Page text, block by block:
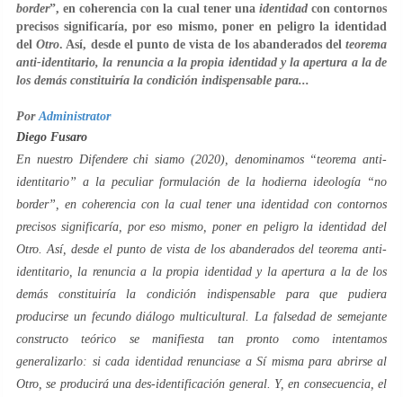
border”, en coherencia con la cual tener una identidadcon contornos
precisos significaría, por eso mismo, poner en peligro la identidad
delOtro. Así, desde el punto de vista de los abanderados delteorema
anti-identitario, la renuncia a la propia identidad y la apertura a la de
los demás constituiría la condición indispensable para...
Por Administrator
Diego Fusaro
En nuestro Difendere chi siamo (2020), denominamos “teorema anti-
identitario” a la peculiar formulación de la hodierna ideología “no
border”, en coherencia con la cual tener una identidad con contornos
precisos significaría, por eso mismo, poner en peligro la identidad del
Otro . Así, desde el punto de vista de los abanderados del teorema anti-
identitario , la renuncia a la propia identidad y la apertura a la de los
demás constituiría la condición indispensable para que pudiera
producirse un fecundodiálogo multicultural . La falsedad de semejante
constructo teórico se manifiesta tan pronto como intentamos
generalizarlo: si cada identidad renunciase a Sí mismapara abrirse al
Otro , se producirá unades-identificación general. Y, en consecuencia, el